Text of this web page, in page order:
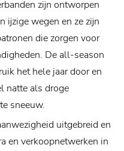
zijn ontworpen
ijzige wegen en ze zijn
die zorgen voor
De all-season
het hele jaar door en
natte als droge
sneeuw.
uitgebreid en
en verkoopnetwerken in